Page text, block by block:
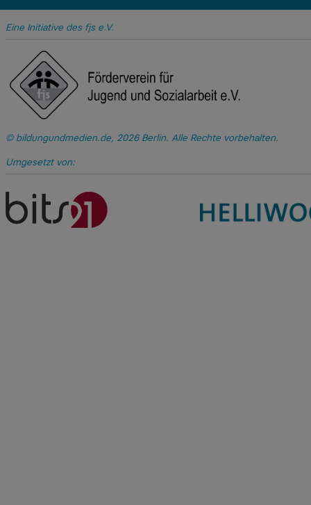
Eine Initiative des fjs e.V.
bildungundmedien.de, 2026 Berlin. Alle Rechte vorbehalten.
Umgesetzt von: